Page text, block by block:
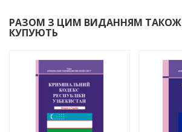
РАЗОМ З ЦИМ ВИДАННЯМ ТАКОЖ
КУПУЮТЬ